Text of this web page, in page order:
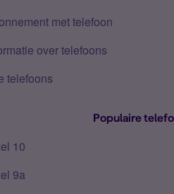
met telefoon
over telefoons
telefoons
Populaire
10
9a